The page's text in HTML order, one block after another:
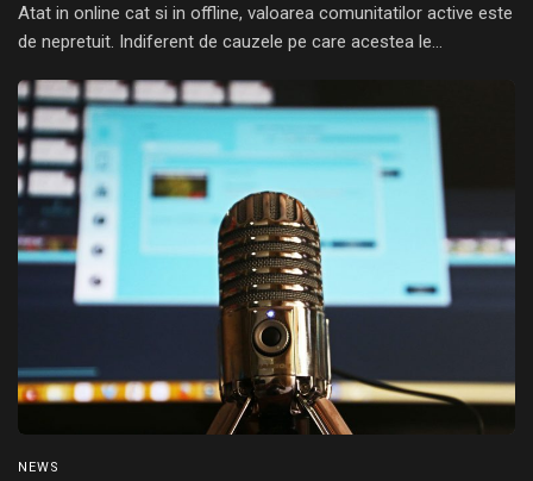
Atat in online cat si in offline, valoarea comunitatilor active este
de nepretuit. Indiferent de cauzele pe care acestea le...
NEWS